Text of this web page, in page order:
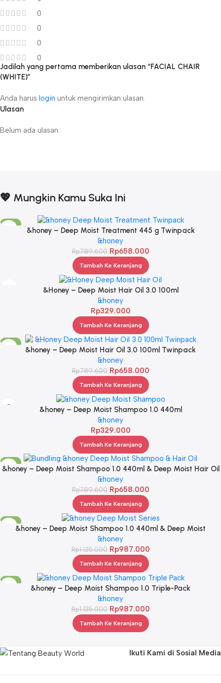
0
0
0
0
Ulasan
Belum ada ulasan.
Jadilah yang pertama memberikan ulasan “FACIAL CHAIR
(WHITE)”
Anda harus login untuk mengirimkan ulasan.
💖 Mungkin Kamu Suka Ini
-17%
&honey – Deep Moist Treatment 445 g Twinpack
&honey
Rp789.600 Rp658.000
Tambah Ke Keranjang
&Honey – Deep Moist Hair Oil 3.0 100ml
&honey
Rp329.000
Tambah Ke Keranjang
-17%
&honey – Deep Moist Hair Oil 3.0 100ml Twinpack
&honey
Rp789.600 Rp658.000
Tambah Ke Keranjang
&honey – Deep Moist Shampoo 1.0 440ml
&honey
Rp329.000
Tambah Ke Keranjang
-17%
&honey – Deep Moist Shampoo 1.0 440ml & Deep Moist Hair Oil
3.0 100ml
&honey
Rp789.600 Rp658.000
Tambah Ke Keranjang
-13%
&honey – Deep Moist Shampoo 1.0 440ml & Deep Moist
Treatment 2.0 445Gr & Deep Moist Hair Oil 3.0 100ml
&honey
Rp1.135.000 Rp987.000
Tambah Ke Keranjang
-13%
&honey – Deep Moist Shampoo 1.0 Triple-Pack
&honey
Rp1.135.000 Rp987.000
Tambah Ke Keranjang
Ikuti Kami di Sosial Media